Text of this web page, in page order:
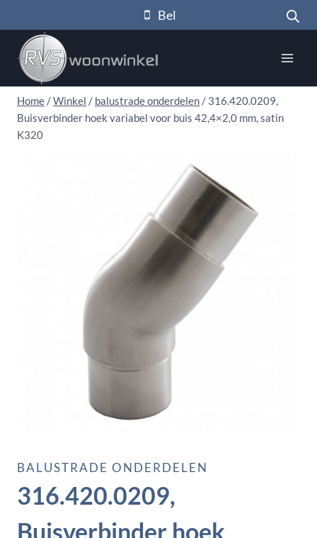
naar
inhoud
Bel
Home /Winkel / balustrade onderdelen / 316.420.0209,
Buisverbinder hoek variabel voor buis 42,4×2,0 mm, satin
K320
BALUSTRADE ONDERDELEN
316.420.0209,
Buisverbinder hoek